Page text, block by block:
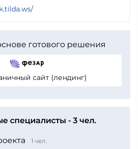
готового решения
сайт (лендинг)
специалисты - 3 чел.
1 чел.